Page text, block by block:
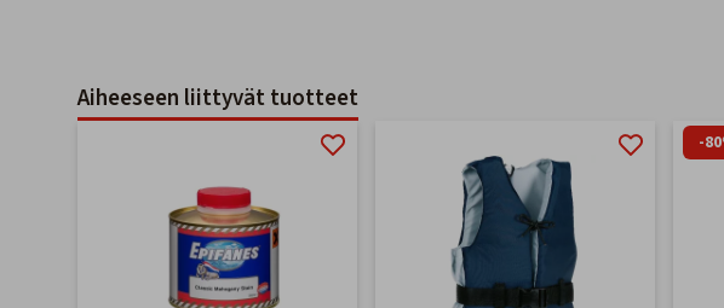
Aiheeseen liittyvät tuotteet
-